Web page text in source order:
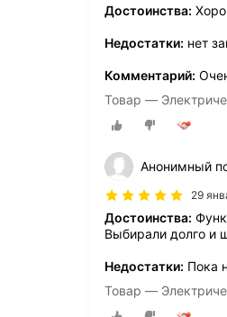
Достоинства:
Недостатки: нет
Комментарий:
Товар —
Анонимный
29
Достоинства:
Выбирали долго и
Недостатки: Пока
Товар —